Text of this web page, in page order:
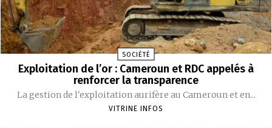
SOCIÉTÉ
Exploitation de l’or : Cameroun et RDC appelés à
renforcer la transparence
La gestion de l'exploitation aurifère au Cameroun et en...
VITRINE INFOS